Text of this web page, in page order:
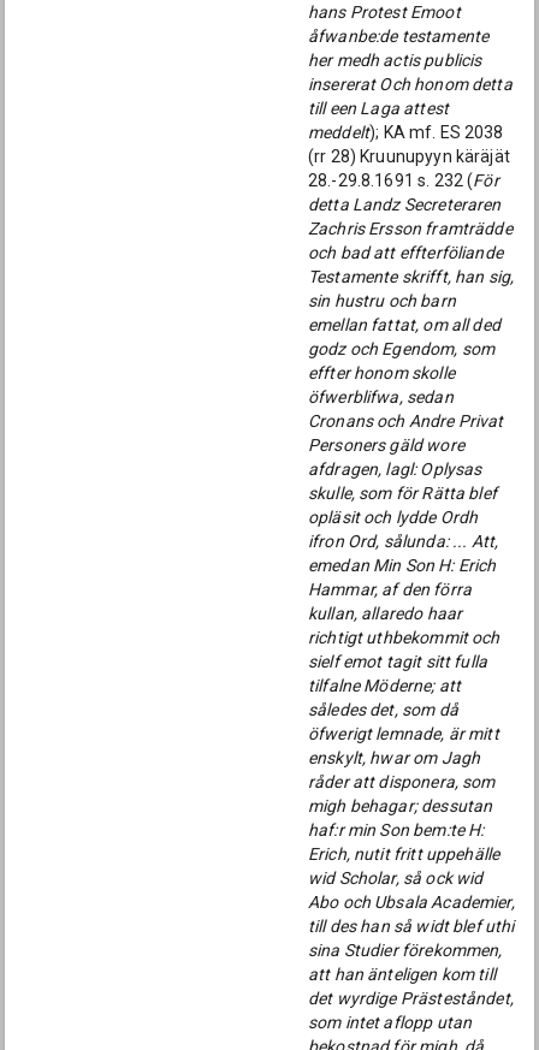
hans Protest Emoot
åfwanbe:de testamente
her medh actis publicis
insererat Och honom detta
till een Laga attest
meddelt); KA mf. ES 2038
(rr 28) Kruunupyyn käräjät
28.-29.8.1691 s. 232 (För
detta Landz Secreteraren
Zachris Ersson framträdde
och bad att effterföliande
Testamente skrifft, han sig,
sin hustru och barn
emellan fattat, om all ded
godz och Egendom, som
effter honom skolle
öfwerblifwa, sedan
Cronans och Andre Privat
Personers gäld wore
afdragen, lagl: Oplysas
skulle, som för Rätta blef
opläsit och lydde Ordh
ifron Ord, sålunda: ... Att,
emedan Min Son H: Erich
Hammar, af den förra
kullan, allaredo haar
richtigt uthbekommit och
sielf emot tagit sitt fulla
tilfalne Möderne; att
således det, som då
öfwerigt lemnade, är mitt
enskylt, hwar om Jagh
råder att disponera, som
migh behagar; dessutan
haf:r min Son bem:te H:
Erich, nutit fritt uppehälle
wid Scholar, så ock wid
Abo och Ubsala Academier,
till des han så widt blef uthi
sina Studier förekommen,
att han änteligen kom till
det wyrdige Prästeståndet,
som intet aflopp utan